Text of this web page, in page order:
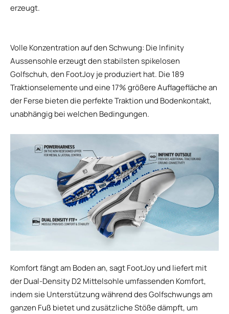
erzeugt.
Volle Konzentration auf den Schwung: Die Infinity
Aussensohle erzeugt den stabilsten spikelosen
Golfschuh, den FootJoy je produziert hat. Die 189
Traktionselemente und eine 17% größere Auflagefläche an
der Ferse bieten die perfekte Traktion und Bodenkontakt,
unabhängig bei welchen Bedingungen.
Komfort fängt am Boden an, sagt FootJoy und liefert mit
der Dual-Density D2 Mittelsohle umfassenden Komfort,
indem sie Unterstützung während des Golfschwungs am
ganzen Fuß bietet und zusätzliche Stöße dämpft, um